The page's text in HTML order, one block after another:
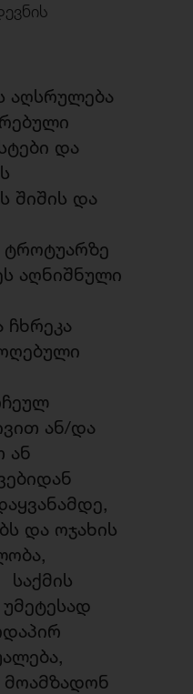
აღსრულება
და
შიშის და
ტროტუარზე
აღნიშნული
ჩხრეკა
ან/და
ან
და ოჯახის
მოამზადონ